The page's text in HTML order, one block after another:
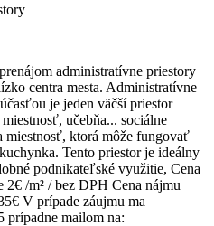
administratívne priestory
centra mesta. Administratívne
je jeden väčší priestor
učebňa... sociálne
miestnosť, ktorá môže fungovať
Tento priestor je ideálny
podnikateľské využitie, Cena
2€ /m² / bez DPH Cena nájmu
V prípade záujmu ma
prípadne mailom na: